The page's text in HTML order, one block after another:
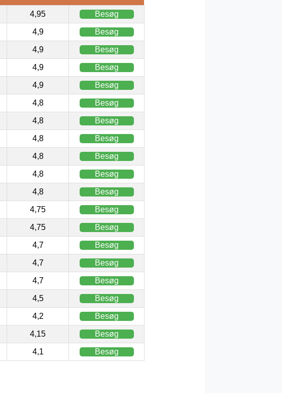
4,95 Besøg
4,9 Besøg
4,9 Besøg
4,9 Besøg
4,9 Besøg
4,8 Besøg
4,8 Besøg
4,8 Besøg
4,8 Besøg
4,8 Besøg
4,8 Besøg
4,75 Besøg
4,75 Besøg
4,7 Besøg
4,7 Besøg
4,7 Besøg
4,5 Besøg
4,2 Besøg
4,15 Besøg
4,1 Besøg